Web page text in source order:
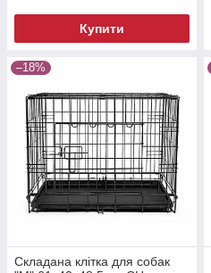
Купити
–18%
Складана клітка для собак